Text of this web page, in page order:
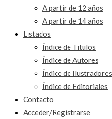
A partir de 12 años
A partir de 14 años
Listados
Índice de Títulos
Índice de Autores
Índice de Ilustradores
Índice de Editoriales
Contacto
Acceder/Registrarse